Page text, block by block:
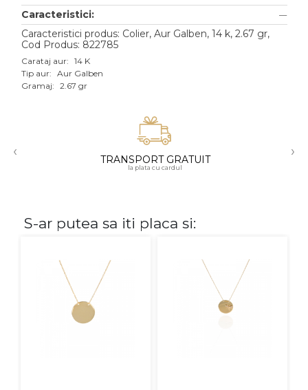
Aur alb
Aur roz
Aur mixt
18K
Cu pietre
Caracteristici:
Caracteristici produs: Colier, Aur Galben, 14 k, 2.67 gr,
Cod Produs: 822785
Carataj aur: 14 K
Tip aur: Aur Galben
Gramaj: 2.67 gr
‹ TRANSPORT GRATUIT
la plata cu cardul
›
S-ar putea sa iti placa si: